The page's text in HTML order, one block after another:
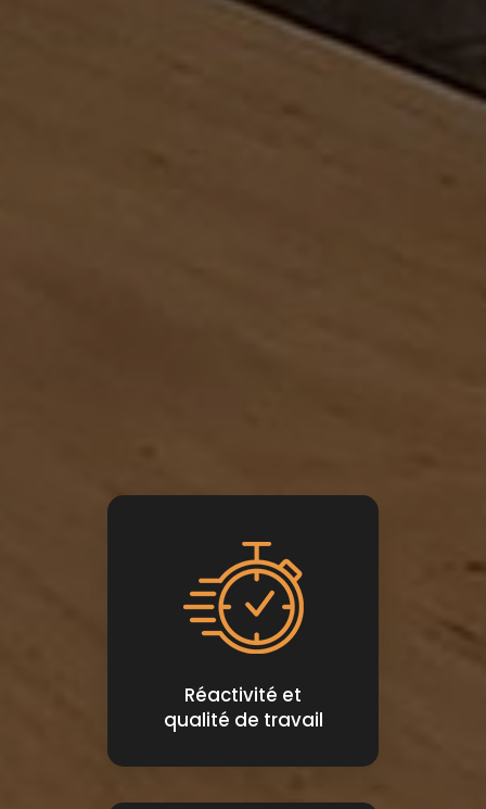
Réactivité et
qualité de travail